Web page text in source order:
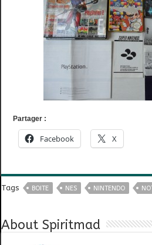
Partager :
Facebook X
Tags BOITE NES NINTENDO
About Spiritmad